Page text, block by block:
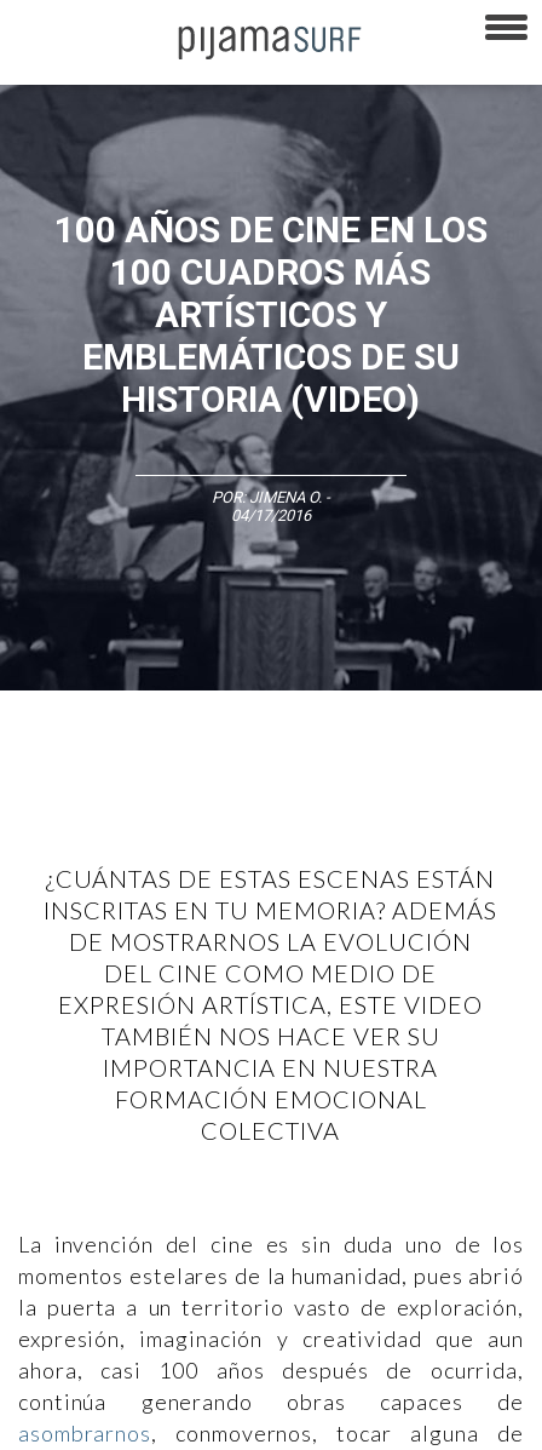
100 AÑOS DE CINE EN LOS
100 CUADROS MÁS
ARTÍSTICOS Y
EMBLEMÁTICOS DE SU
HISTORIA (VIDEO)
POR:JIMENA O. -
04/17/2016
¿CUÁNTAS DE ESTAS ESCENAS ESTÁN
INSCRITAS EN TU MEMORIA? ADEMÁS
DE MOSTRARNOS LA EVOLUCIÓN
DEL CINE COMO MEDIO DE
EXPRESIÓN ARTÍSTICA, ESTE VIDEO
TAMBIÉN NOS HACE VER SU
IMPORTANCIA EN NUESTRA
FORMACIÓN EMOCIONAL
COLECTIVA
La invención del cine es sin duda uno de los
momentos estelares de la humanidad, pues abrió
la puerta a un territorio vasto de exploración,
expresión, imaginación y creatividad que aun
ahora, casi 100 años después de ocurrida,
continúa generando obras capaces de
asombrarnos, conmovernos, tocar alguna de